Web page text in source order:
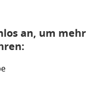
an, um mehr